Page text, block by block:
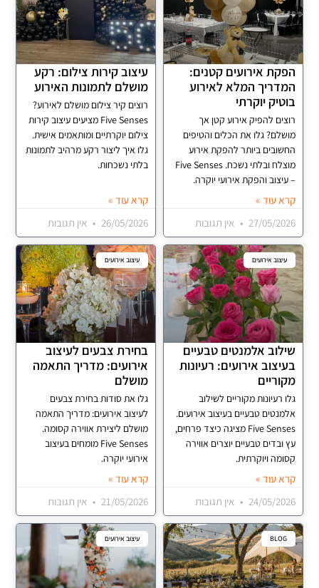
הפקת אירועים קטנים:
המדריך המלא לאירוע
בוטיק יוקרתי
רוצים להפיק אירוע קטן אך
מושלם? גלו את הכלים והטיפים
החשובים ביותר להפקת אירוע
מוצלח ובלתי נשכח. Five Senses
– עיצוב והפקת אירועי יוקרה.
קרא עוד »
27/05/2026
אין תגובות
עיצוב קירות צילום: רקע
מושלם לתמונות האירוע
רוצים קיר צילום מושלם לאירוע?
Five Senses מציעים עיצוב קירות
צילום יוקרתיים ומותאמים אישית.
גלו איך ליצור רקע מרהיב לתמונות
בלתי נשכחות.
קרא עוד »
26/05/2026
אין תגובות
עיצוב אירועים
שילוב אלמנטים טבעיים
בעיצוב אירועים: רעיונות
מקוריים
גלו רעיונות מקוריים לשילוב
אלמנטים טבעיים בעיצוב אירועים.
Five Senses מציגה כיצד פרחים,
עץ ובדים טבעיים יוצרים אווירה
קסומה ויוקרתית.
קרא עוד »
24/05/2026
אין תגובות
עיצוב אירועים
בחירת צבעים לעיצוב
אירועים: מדריך התאמה
מושלם
גלו את סודות בחירת צבעים
לעיצוב אירועים: מדריך התאמה
מושלם ליצירת אווירה קסומה.
Five Senses מומחים בעיצוב
אירועי יוקרה.
קרא עוד »
21/05/2026
אין תגובות
BLOG עיצוב אירועים